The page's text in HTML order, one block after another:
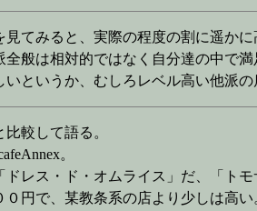
てみると、実際の程度の割に遥か
般は相対的ではなく自分達の中で
というか、むしろレベル高い他派
較して語る。
。
ドレス・ド・オムライス」だ、「ト
円で、某教条系の店より少しは高い